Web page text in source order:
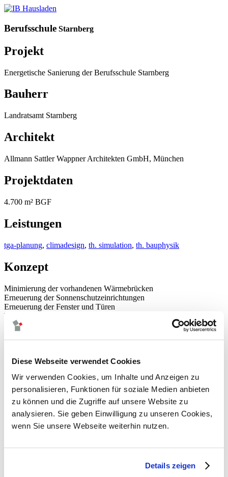
Diese Webseite verwendet Cookies
Wir verwenden Cookies, um Inhalte und Anzeigen zu
personalisieren, Funktionen für soziale Medien anbieten
zu können und die Zugriffe auf unsere Website zu
analysieren. Sie geben Einwilligung zu unseren Cookies,
wenn Sie unsere Webseite weiterhin nutzen.
Details zeigen
Berufsschule Starnberg
Projekt
Energetische Sanierung der Berufsschule Starnberg
Bauherr
Landratsamt Starnberg
Architekt
Allmann Sattler Wappner Architekten GmbH, München
Projektdaten
4.700 m² BGF
Leistungen
tga-planung, climadesign, th. simulation, th. bauphysik
Konzept
Minimierung der vorhandenen Wärmebrücken
Erneuerung der Sonnenschutzeinrichtungen
Erneuerung der Fenster und Türen
Wärmeerzeugung über Pelletkessel (Grundlast)
Wärmeerzeugung über Gasbrennwertkessel (Spitzenlast)
Wärmeübergabe über Fußbodenheizung und Heizkörper
Einsatz einer Photovoltaikanlage
neuigkeiten
leistungen
climadesign
tga-planung
energieversorgung
gebäudeautomation